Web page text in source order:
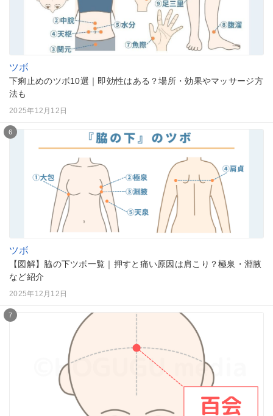
ツボ
下痢止めのツボ10選｜即効性はある？場所・効果やマッサージ方
法も
2025年12月12日
6
ツボ
【図解】脇の下ツボ一覧｜押すと痛い原因は肩こり？極泉・淵腋
など紹介
2025年12月12日
7